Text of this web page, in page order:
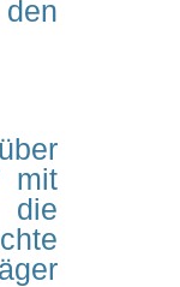
mit
die